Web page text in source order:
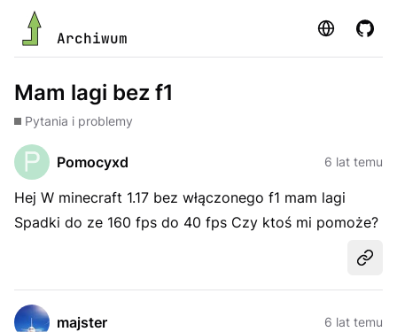
Archiwum Strona
Mam lagi bez f1
Pytania i problemy
Pomocyxd 6 lat temu
Hej W minecraft 1.17 bez włączonego f1 mam lagi
Spadki do ze 160 fps do 40 fps Czy ktoś mi pomoże?
majster 6 lat temu